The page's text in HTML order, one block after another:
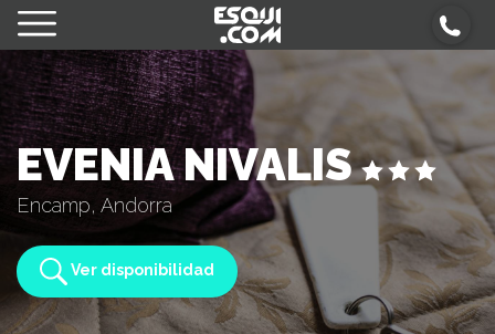
EVENIA NIVALIS
Encamp, Andorra
Ver disponibilidad